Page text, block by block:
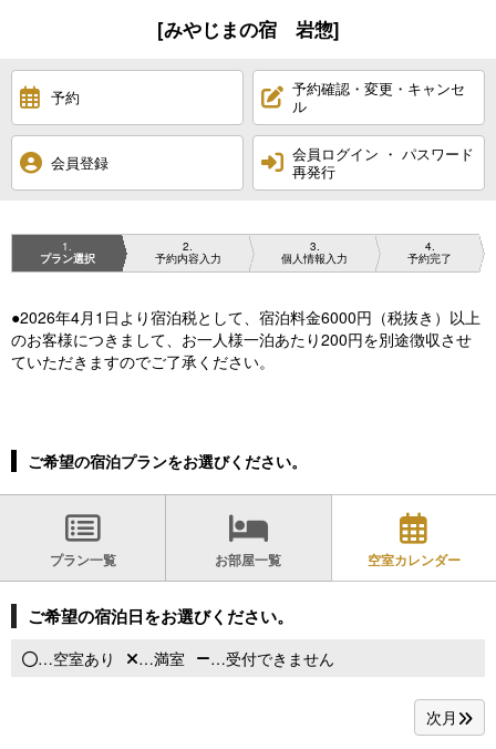
[みやじまの宿 岩惣]
予約
予約確認・変更・キャンセ
ル
会員登録
会員ログイン ・ パスワード
再発行
1
プラン選択
2
予約内容入力
3
個人情報入力
4
予約完了
●2026年4月1日より宿泊税として、宿泊料金6000円（税抜き）以上
のお客様につきまして、お一人様一泊あたり200円を別途徴収させ
ていただきますのでご了承ください。
ご希望の宿泊プランをお選びください。
プラン一覧 お部屋一覧 空室カレンダー
ご希望の宿泊日をお選びください。
…空室あり …満室 …受付できません
次月